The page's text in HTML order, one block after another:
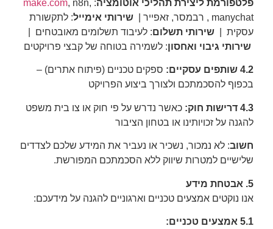
פלטפורמת ליצירת תהליכי אוטומציה:
make.com, n8n,
manychat , רבמסר, זאפייר |
שירותי אימייל: לתקשורת
עסקית |שירותי תשלום: לעיבוד תשלומים מאובטחים |
שירותי גיבוי ואחסון: לשמירה בטוחה של קבצי פרויקטים
4.2 שותפים עסקיים:
ספקים טכניים (פיתוח אתרים) –
בכפוף להסכמתכם ולצורך ביצוע הפרויקט
4.3 דרישות חוק:
כאשר נדרש על פי חוק או צו בית משפט
להגנה על זכויותינו או בטחון הציבור
חשוב: לא נמכור, נשכיר או נעביר את המידע שלכם לצדדים
שלישיים למטרות שיווק ללא הסכמתכם המפורשת.
5. אבטחת מידע
אנו נוקטים אמצעים טכניים וארגוניים להגנה על מידעכם:
5.1 אמצעים טכניים: